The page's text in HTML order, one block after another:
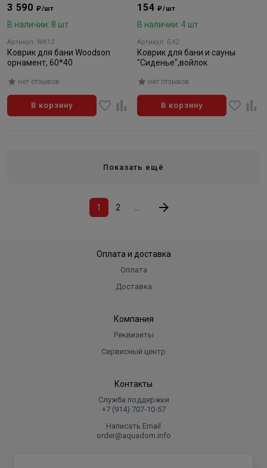
3 590 ₽/шт
В наличии: 8 шт
Артикул: WK13
Коврик для бани Woodson
орнамент, 60*40
нет отзывов
В корзину
154₽/шт
В наличии: 4 шт
Артикул: Б42
Коврик для бани и сауны
"Сиденье",войлок
нет отзывов
В корзину
Показать ещё
1 2
Оплата и доставка
Оплата
Доставка
Компания
Реквизиты
Сервисный центр
Контакты
Служба поддержки
+7 (914) 707‑10‑57
Написать Email
order@aquadom.info